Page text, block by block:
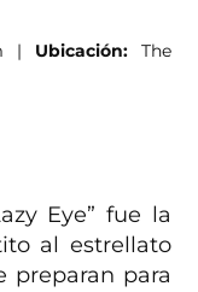
| Ubicación:The
Eye” fue la
al estrellato
preparan para